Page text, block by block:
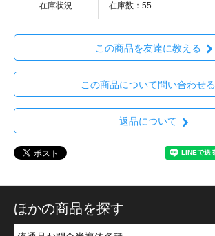
在庫状況 在庫数：55
この商品を友達に教える
この商品について問い合わせる
返品について
ほかの商品を探す